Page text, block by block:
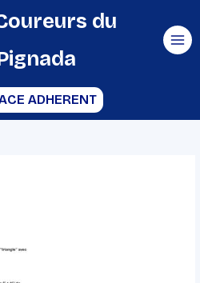
du
ADHERENT